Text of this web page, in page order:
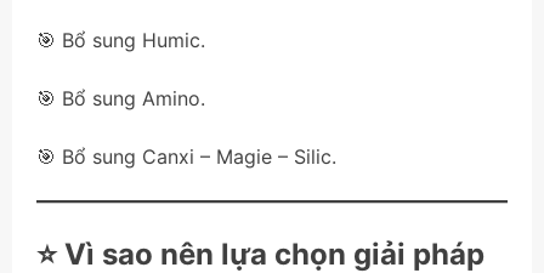
🎯 Bổ sung Humic.
🎯 Bổ sung Amino.
🎯 Bổ sung Canxi – Magie – Silic.
⭐ Vì sao nên lựa chọn giải pháp